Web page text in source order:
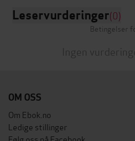
Leservurderinger(0)
Betingelser
Ingen
OM OSS
Om Ebok.no
Ledige stillinger